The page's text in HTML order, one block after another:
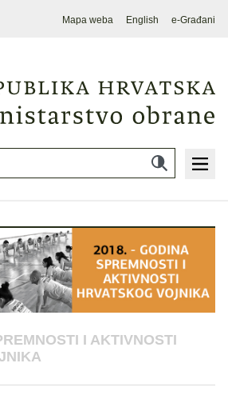
Mapa weba English e-Građani
I AKTIVNOSTI